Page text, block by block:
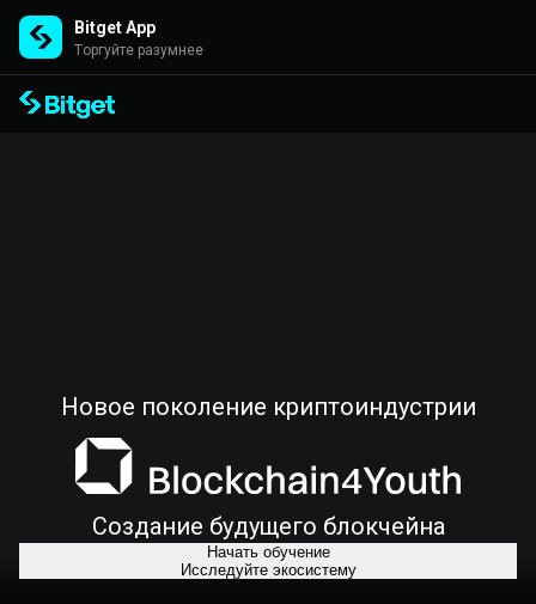
Bitget App
Торгуйте разумнее
Новое поколение криптоиндустрии
Создание будущего блокчейна
Начать обучение
Исследуйте экосистему